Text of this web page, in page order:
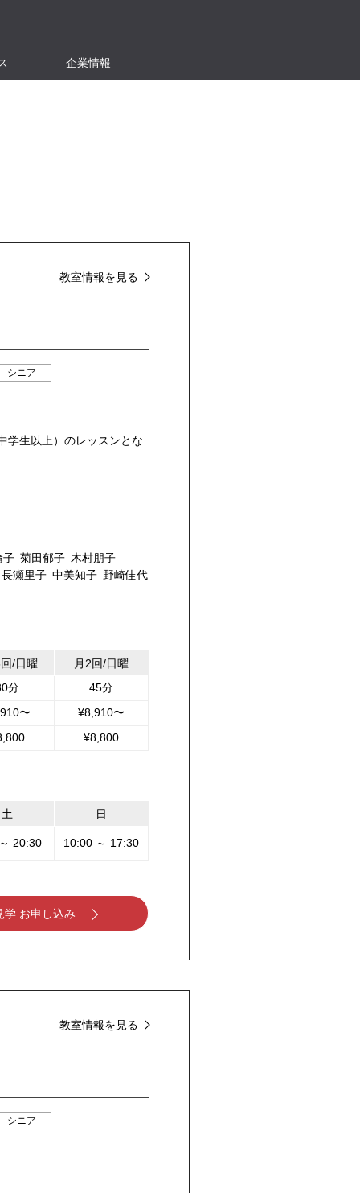
企業情報
教室情報を見る
シニア
学生以上）のレッスンとな
子 菊田郁子 木村朋子
長瀬里子 中美知子 野崎佳代
/日曜
月2回/日曜
分
45分
〜
¥8,910〜
¥8,800
土 日
20:30 10:00 ～ 17:30
学 お申し込み
教室情報を見る
シニア